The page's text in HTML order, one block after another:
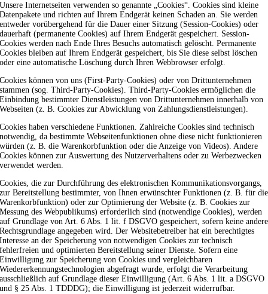
Unsere Internetseiten verwenden so genannte „Cookies“. Cookies sind kleine
Datenpakete und richten auf Ihrem Endgerät keinen Schaden an. Sie werden
entweder vorübergehend für die Dauer einer Sitzung (Session-Cookies) oder
dauerhaft (permanente Cookies) auf Ihrem Endgerät gespeichert. Session-
Cookies werden nach Ende Ihres Besuchs automatisch gelöscht. Permanente
Cookies bleiben auf Ihrem Endgerät gespeichert, bis Sie diese selbst löschen
oder eine automatische Löschung durch Ihren Webbrowser erfolgt.
Cookies können von uns (First-Party-Cookies) oder von Drittunternehmen
stammen (sog. Third-Party-Cookies). Third-Party-Cookies ermöglichen die
Einbindung bestimmter Dienstleistungen von Drittunternehmen innerhalb von
Webseiten (z. B. Cookies zur Abwicklung von Zahlungsdienstleistungen).
Cookies haben verschiedene Funktionen. Zahlreiche Cookies sind technisch
notwendig, da bestimmte Webseitenfunktionen ohne diese nicht funktionieren
würden (z. B. die Warenkorbfunktion oder die Anzeige von Videos). Andere
Cookies können zur Auswertung des Nutzerverhaltens oder zu Werbezwecken
verwendet werden.
Cookies, die zur Durchführung des elektronischen Kommunikationsvorgangs,
zur Bereitstellung bestimmter, von Ihnen erwünschter Funktionen (z. B. für die
Warenkorbfunktion) oder zur Optimierung der Website (z. B. Cookies zur
Messung des Webpublikums) erforderlich sind (notwendige Cookies), werden
auf Grundlage von Art. 6 Abs. 1 lit. f DSGVO gespeichert, sofern keine andere
Rechtsgrundlage angegeben wird. Der Websitebetreiber hat ein berechtigtes
Interesse an der Speicherung von notwendigen Cookies zur technisch
fehlerfreien und optimierten Bereitstellung seiner Dienste. Sofern eine
Einwilligung zur Speicherung von Cookies und vergleichbaren
Wiedererkennungstechnologien abgefragt wurde, erfolgt die Verarbeitung
ausschließlich auf Grundlage dieser Einwilligung (Art. 6 Abs. 1 lit. a DSGVO
und § 25 Abs. 1 TDDDG); die Einwilligung ist jederzeit widerrufbar.